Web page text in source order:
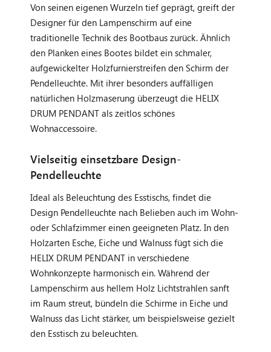
Von seinen eigenen Wurzeln tief geprägt, greift der
Designer für den Lampenschirm auf eine
traditionelle Technik des Bootbaus zurück. Ähnlich
den Planken eines Bootes bildet ein schmaler,
aufgewickelter Holzfurnierstreifen den Schirm der
Pendelleuchte. Mit ihrer besonders auffälligen
natürlichen Holzmaserung überzeugt die HELIX
DRUM PENDANT als zeitlos schönes
Wohnaccessoire.
Vielseitig einsetzbare Design-
Pendelleuchte
Ideal als Beleuchtung des Esstischs, findet die
Design Pendelleuchte nach Belieben auch im Wohn-
oder Schlafzimmer einen geeigneten Platz. In den
Holzarten Esche, Eiche und Walnuss fügt sich die
HELIX DRUM PENDANT in verschiedene
Wohnkonzepte harmonisch ein. Während der
Lampenschirm aus hellem Holz Lichtstrahlen sanft
im Raum streut, bündeln die Schirme in Eiche und
Walnuss das Licht stärker, um beispielsweise gezielt
den Esstisch zu beleuchten.